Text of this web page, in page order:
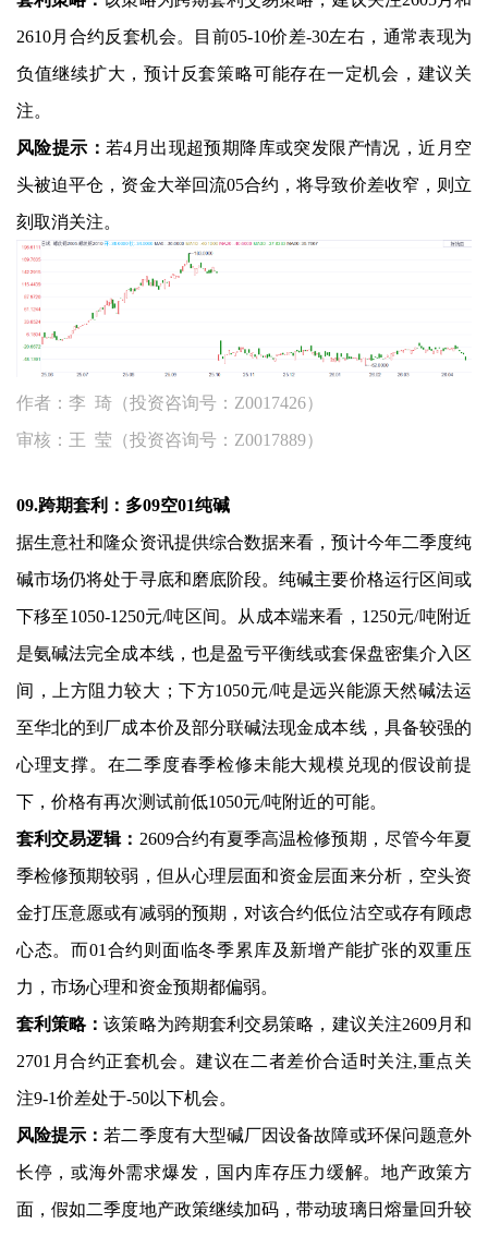
2610月合约反套机会。目前05-10价差-30左右，通常表现为
负值继续扩大，预计反套策略可能存在一定机会，建议关
注。
风险提示： 若4月出现超预期降库或突发限产情况，近月空
头被迫平仓，资金大举回流05合约，将导致价差收窄，则立
刻取消关注。
作者：李 琦（投资咨询号：Z0017426）
审核：王 莹（投资咨询号：Z0017889）
09.跨期套利：多09空01纯碱
据生意社和隆众资讯提供综合数据来看，预计今年二季度纯
碱市场仍将处于寻底和磨底阶段。纯碱主要价格运行区间或
下移至1050-1250元/吨区间。从成本端来看，1250元/吨附近
是氨碱法完全成本线，也是盈亏平衡线或套保盘密集介入区
间，上方阻力较大；下方1050元/吨是远兴能源天然碱法运
至华北的到厂成本价及部分联碱法现金成本线，具备较强的
心理支撑。在二季度春季检修未能大规模兑现的假设前提
下，价格有再次测试前低1050元/吨附近的可能。
套利交易逻辑： 2609合约有夏季高温检修预期，尽管今年夏
季检修预期较弱，但从心理层面和资金层面来分析，空头资
金打压意愿或有减弱的预期，对该合约低位沽空或存有顾虑
心态。而01合约则面临冬季累库及新增产能扩张的双重压
力，市场心理和资金预期都偏弱。
套利策略：该策略为跨期套利交易策略，建议关注2609月和
2701月合约正套机会。建议在二者差价合适时关注,重点关
注9-1价差处于-50以下机会。
风险提示： 若二季度有大型碱厂因设备故障或环保问题意外
长停，或海外需求爆发，国内库存压力缓解。地产政策方
面，假如二季度地产政策继续加码，带动玻璃日熔量回升较